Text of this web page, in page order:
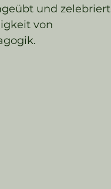
und zelebriert
von